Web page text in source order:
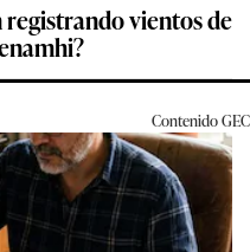
registrando vientos de
ContenidoGEC